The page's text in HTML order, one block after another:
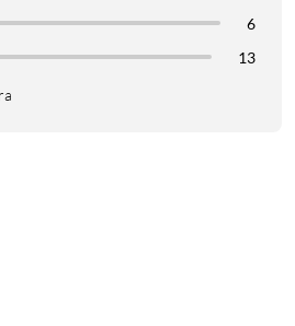
Tillsätt mjöl, lite i taget, och rör
degen är väl blandad och formad till
elvisp utrustad med degkrokar, i
en spritspåse med en stor stjärntyll
6
13